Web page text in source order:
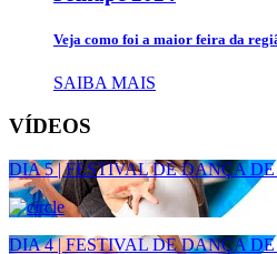
Veja como foi a maior feira da
SAIBA MAIS
VÍDEOS
DIA 5 | FESTIVAL DE DANÇA
DIA 4 | FESTIVAL DE DANÇA